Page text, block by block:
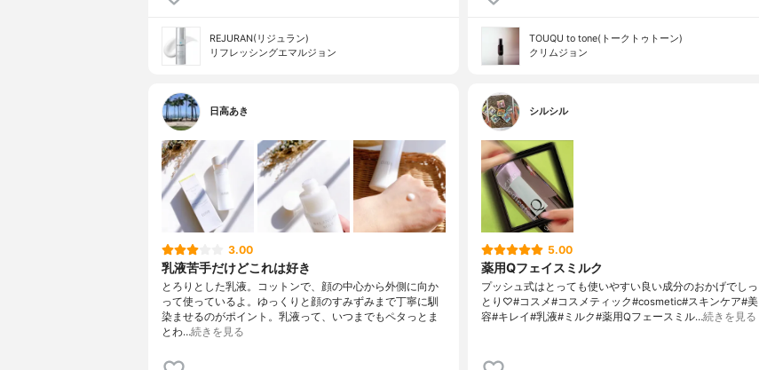
REJURAN(リジュラン)
リフレッシングエマルジョン
TOUQU to tone(トークトゥトーン)
クリムジョン
日高あき
3.00
乳液苦手だけどこれは好き
とろりとした乳液。コットンで、顔の中心から外側に向か
って使っているよ。ゆっくりと顔のすみずみまで丁寧に馴
染ませるのがポイント。乳液って、いつまでもペタっとま
とわ…続きを見る
シルシル
5.00
薬用Qフェイスミルク
プッシュ式はとっても使いやすい良い成分のおかげでしっ
とり♡#コスメ#コスメティック#cosmetic#スキンケア#美
容#キレイ#乳液#ミルク#薬用Qフェースミル…続きを見る